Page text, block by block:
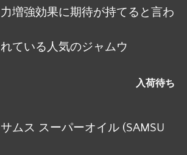
力増強効果に期待が持てると言わ
れている人気のジャムウ
入荷待ち
サムス スーパーオイル (SAMSU